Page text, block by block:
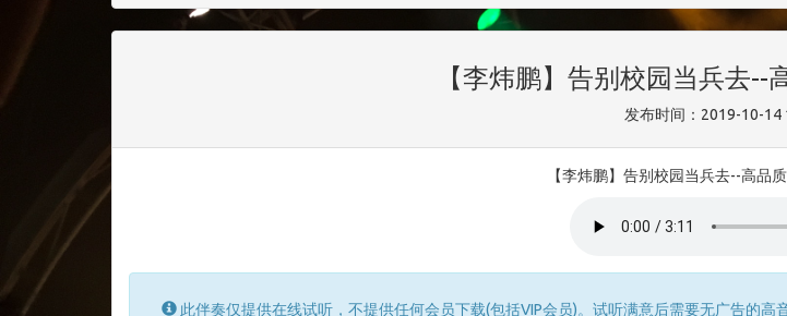
【李炜鹏】告别校园当兵去--
发布时间：2019-10-14
【李炜鹏】告别校园当兵去--高品
此伴奏仅提供在线试听，不提供任何会员下载(包括VIP会员)。试听满意后需要无广告的高